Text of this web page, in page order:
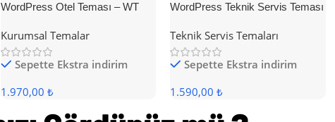
WordPress Otel Teması – WT
Kurumsal Temalar
Sepette Ekstra indirim
1.970,00 ₺
WordPress Teknik Servis Teması
Teknik Servis Temaları
Sepette Ekstra indirim
1.590,00 ₺